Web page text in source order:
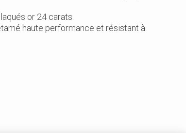
or 24 carats.
haute performance et résistant à